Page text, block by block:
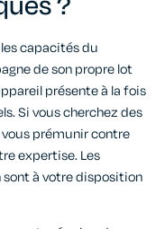
capacités du
de son propre lot
présente à la fois
Si vous cherchez des
prémunir contre
expertise. Les
sont à votre disposition